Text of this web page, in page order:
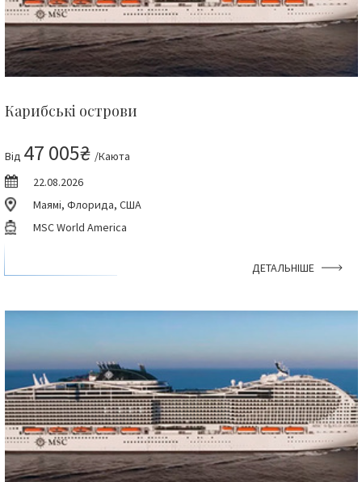
Карибські острови
Від 47 005₴ /Каюта
22.08.2026
Маямі, Флорида, США
MSC World America
ДЕТАЛЬНІШЕ